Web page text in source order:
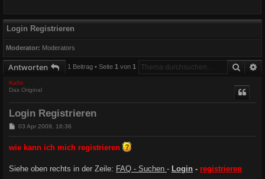
Login Registrieren
Moderator: Moderators
Antworten Suche
1 Beitrag • Seite 1von 1
Kalle
Das Original
Login Registrieren
B
t
g
03 Apr 2009, 16:36
wie kann ich mich registrieren
Siehe oben rechts in der Zeile: FAQ - Suchen - Login - registrieren